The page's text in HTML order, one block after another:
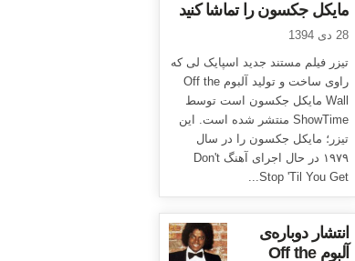
مایکل جکسون را تماشا کنید
28 دی 1394
تیزر فیلم مستند جدید اسپایک لی که
راوی ساخت و تولید آلبوم Off the
Wall مایکل جکسون است توسط
ShowTime منتشر شده است. این
تیزر؛ مایکل جکسون را در سال
۱۹۷۹ در حال اجرای آهنگ Don't
Stop 'Til You Get...
انتشار دوباره‌ی
آلبوم Off the